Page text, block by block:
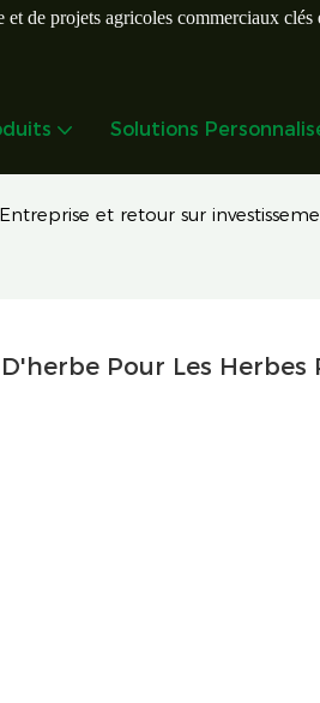
de projets agricoles commerciaux clés
Solutions
Entreprise et retour sur
Pour Les Herbes